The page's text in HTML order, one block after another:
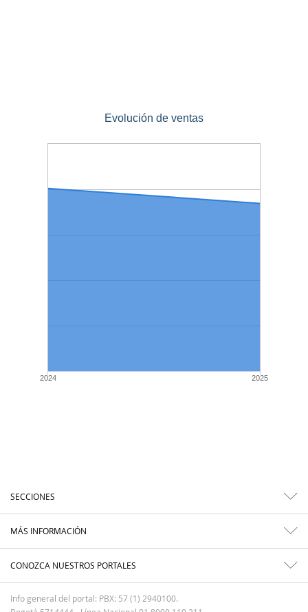
Evolución de ventas
2024 2025
SECCIONES
MÁS INFORMACIÓN
CONOZCA NUESTROS PORTALES
Info general del portal: PBX: 57 (1) 2940100.